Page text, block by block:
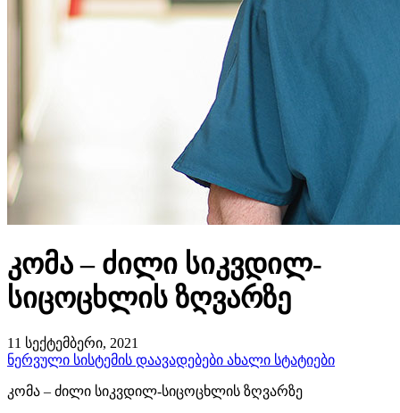
კომა – ძილი სიკვდილ-
სიცოცხლის ზღვარზე
11 სექტემბერი, 2021
ნერვული სისტემის დაავადებები ახალი სტატიები
კომა – ძილი სიკვდილ-სიცოცხლის ზღვარზე